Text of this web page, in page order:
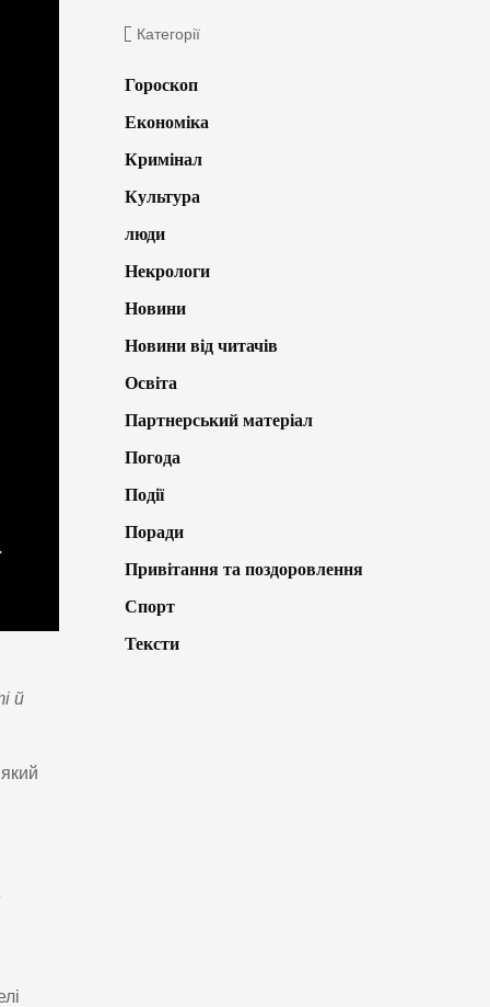
й
Категорії
Гороскоп
Економіка
Кримінал
Культура
люди
Некрологи
Новини
Новини від читачів
Освіта
Партнерський матеріал
Погода
Події
Поради
Привітання та поздоровлення
Спорт
Тексти